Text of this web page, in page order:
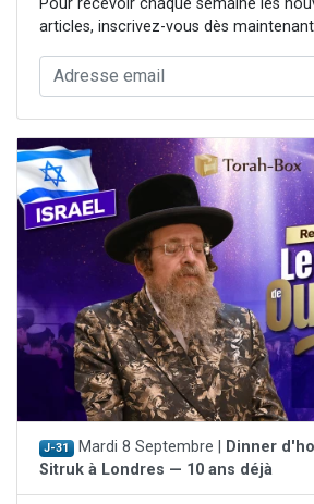
Pour recevoir chaque semaine les
articles, inscrivez-vous dès
J-31 Mardi 8 Septembre |
Dinner
Sitruk à Londres — 10 ans déjà